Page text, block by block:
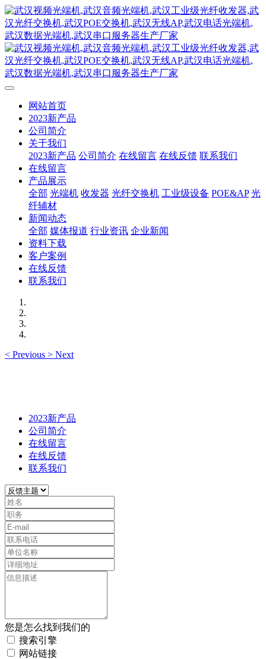
网站首页
2023新产品
公司简介
关于我们
2023新产品 公司简介 在线留言 在线反馈 联系我们
在线留言
产品展示
全部 光端机 收发器 光纤交换机 工业级设备 POE&AP 光
纤辅材
新闻动态
全部 媒体报道 行业资讯 企业新闻
资料下载
客户案例
在线反馈
联系我们
< Previous > Next
2023新产品
公司简介
在线留言
在线反馈
联系我们
您是怎么找到我们的
搜索引擎
网站链接